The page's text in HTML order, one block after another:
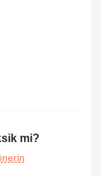
mi?